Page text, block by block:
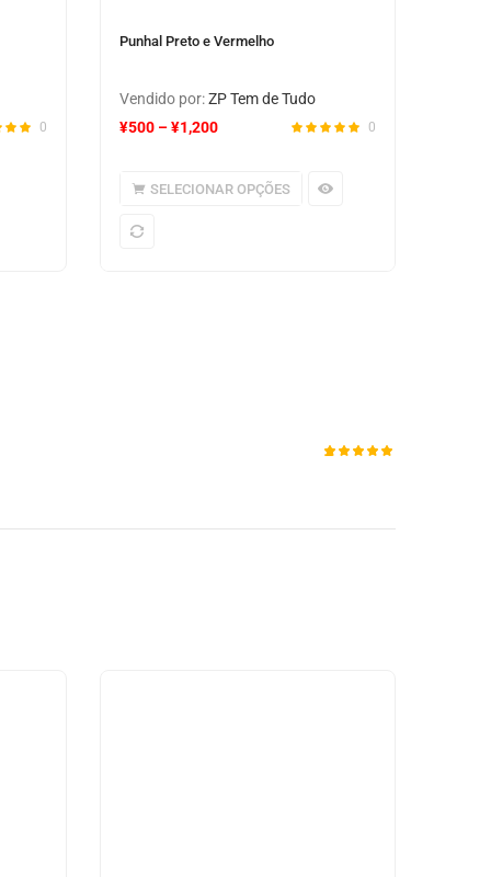
0
Punhal Preto e Vermelho
Vendido por:ZP Tem de Tudo
0
¥500 –¥1,200
SELECIONAR OPÇÕES